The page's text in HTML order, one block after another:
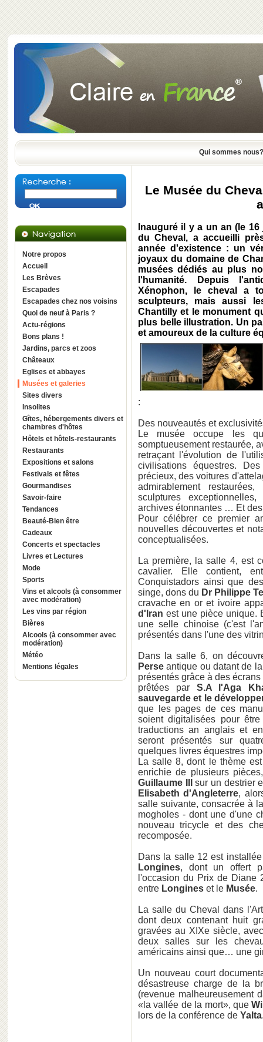
Qui sommes nous?
Notre propos
Accueil
Les Brèves
Escapades
Escapades chez nos voisins
Quoi de neuf à Paris ?
Actu-régions
Bons plans !
Jardins, parcs et zoos
Châteaux
Eglises et abbayes
Musées et galeries
Sites divers
Insolites
Gîtes, hébergements divers et
chambres d'hôtes
Hôtels et hôtels-restaurants
Restaurants
Expositions et salons
Festivals et fêtes
Gourmandises
Savoir-faire
Tendances
Beauté-Bien être
Cadeaux
Concerts et spectacles
Livres et Lectures
Mode
Sports
Vins et alcools (à consommer
avec modération)
Les vins par région
Bières
Alcools (à consommer avec
modération)
Météo
Mentions légales
Le Musée du
Inauguré il y a un an (le
du Cheval, a accueilli
année d'existence : un
joyaux du domaine de
musées dédiés au plus
l'humanité. Depuis
Xénophon, le cheval a
sculpteurs, mais aussi
Chantilly et le monument
plus belle illustration. Un
et amoureux de la culture
:
Des nouveautés et
Le musée occupe les
somptueusement restaurée,
retraçant l'évolution de
civilisations équestres.
précieux, des voitures
admirablement
sculptures
archives étonnantes … Et
Pour célébrer ce premier
nouvelles découvertes et
conceptualisées.
La première, la salle 4, est
cavalier. Elle contient,
Conquistadors ainsi que
singe, dons du Dr Philippe
cravache en or et ivoire
d'Iran est une pièce unique.
une selle chinoise (c'est
présentés dans l'une des
Dans la salle 6, on
Perse antique ou datant de
présentés grâce à des
prêtées par S.A l'Aga
sauvegarde et le
que les pages de ces
soient digitalisées pour
traductions an anglais et
seront présentés sur
quelques livres équestres
La salle 8, dont le thème
enrichie de plusieurs
Guillaume III
sur un destrier
Elisabeth d'Angleterre,
salle suivante, consacrée à
mogholes - dont une d'une
nouveau tricycle et des
recomposée.
Dans la salle 12 est
Longines, dont un offert
l'occasion du Prix de Diane
entre Longines et le Musée.
La salle du Cheval dans
dont deux contenant huit
gravées au XIXe siècle,
deux salles sur les
américains ainsi que… une
Un nouveau court
désastreuse charge de la
(revenue malheureusement
«la vallée de la mort», que
lors de la conférence de Yalta